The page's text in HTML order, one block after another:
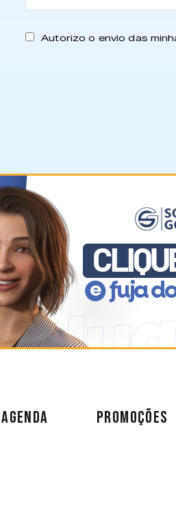
Autorizo o envio das
AGENDA PROMOÇÕES